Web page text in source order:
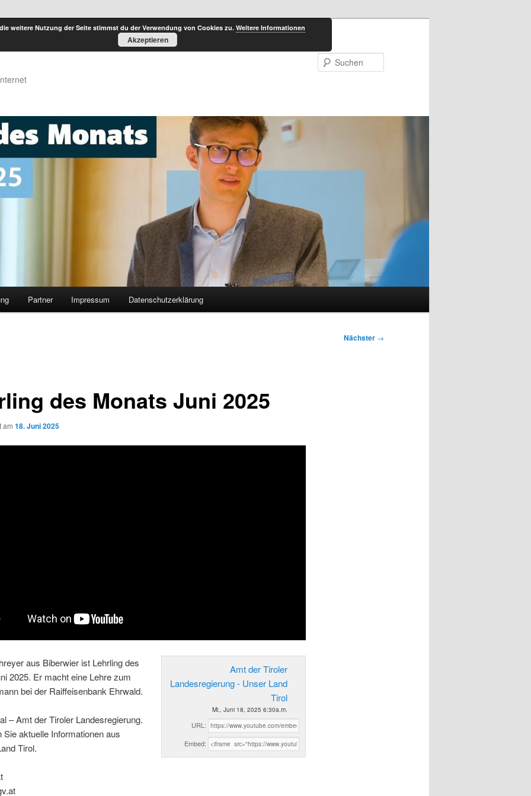
Partner Impressum Datenschutzerklärung
Nächster →
des Monats Juni 2025
am 18. Juni 2025
Amt der Tiroler
Landesregierung - Unser Land
Tirol
Mi., Juni 18, 2025 6:30a.m.
URL:
Embed:
aus Biberwier ist Lehrling des
2025. Er macht eine Lehre zum
bei der Raiffeisenbank Ehrwald.
– Amt der Tiroler Landesregierung.
Sie aktuelle Informationen aus
Tirol.
weitere Nutzung der Seite stimmst du der Verwendung von Cookies zu. Weitere Informationen
Akzeptieren